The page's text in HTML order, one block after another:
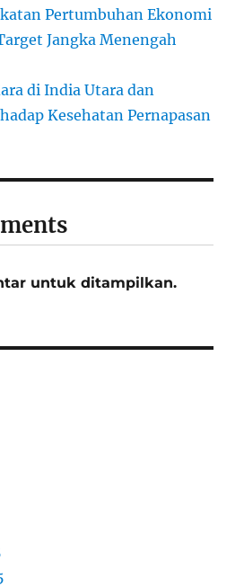
Pertumbuhan Ekonomi
Jangka Menengah
di India Utara dan
Kesehatan Pernapasan
untuk ditampilkan.